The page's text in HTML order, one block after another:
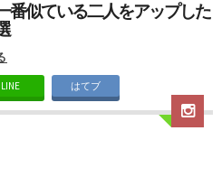
番似ている二人をアップした
LINE はてブ